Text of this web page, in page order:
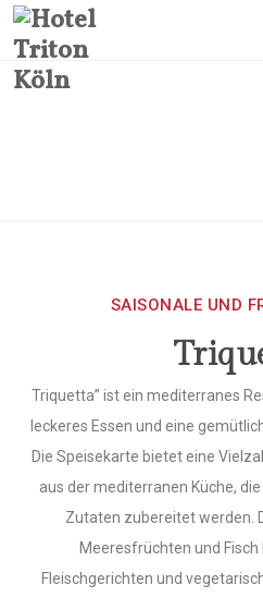
SAISONALE UND
Triquetta” ist ein mediterranes
leckeres Essen und eine
Die Speisekarte bietet eine
aus der mediterranen Küche,
Zutaten zubereitet werden.
Meeresfrüchten und
Fleischgerichten und